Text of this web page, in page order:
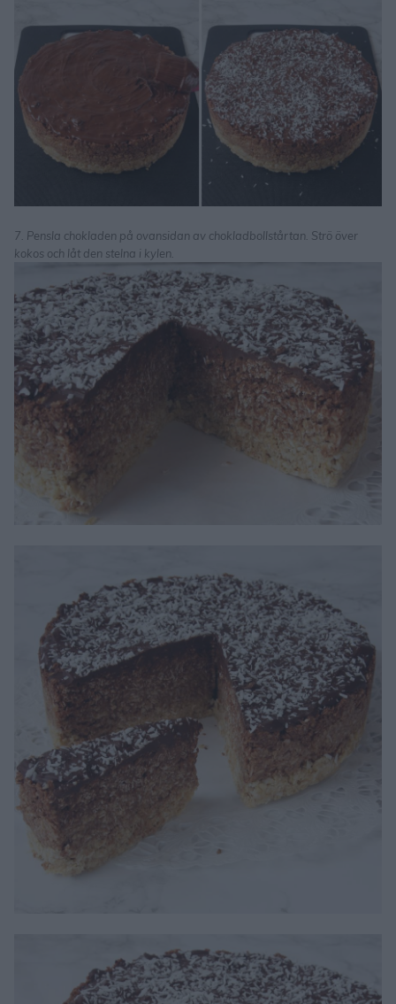
7. Pensla chokladen på ovansidan av chokladbollstårtan. Strö över
kokos och låt den stelna i kylen.